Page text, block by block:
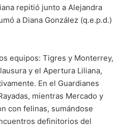
repitió junto a Alejandra
a Diana González (q.e.p.d.)
equipos: Tigres y Monterrey,
y el Apertura Liliana,
En el Guardianes
mientras Mercado y
con felinas, sumándose
definitorios del